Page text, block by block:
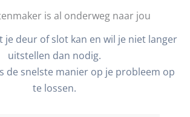
is al onderweg naar jou
je deur of slot kan en wil je niet langer
uitstellen dan nodig.
de snelste manier op je probleem op
te lossen.